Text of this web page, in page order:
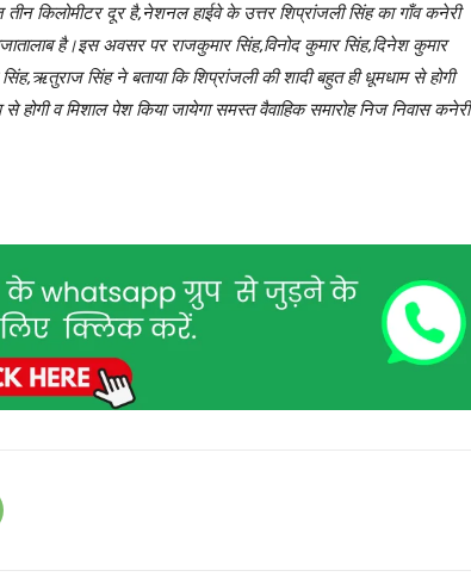
किलोमीटर दूर है,नेशनल हाईवे के उत्तर शिप्रांजली सिंह का गाँव कनेरी
है।इस अवसर पर राजकुमार सिंह,विनोद कुमार सिंह,दिनेश कुमार
सिंह ने बताया कि शिप्रांजली की शादी बहुत ही धूमधाम से होगी
होगी व मिशाल पेश किया जायेगा समस्त वैवाहिक समारोह निज निवास कनेरी